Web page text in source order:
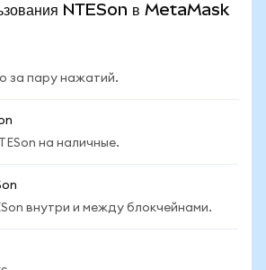
NTESon в MetaMask
за пару нажатий.
на наличные.
внутри и между блокчейнами.